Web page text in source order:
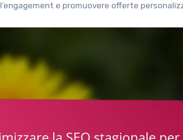
e promuovere offerte